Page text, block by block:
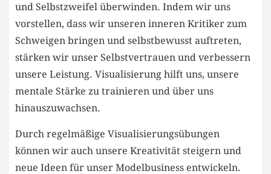
und Selbstzweifel überwinden. Indem wir uns
vorstellen, dass wir unseren inneren⁣ Kritiker zum
Schweigen bringen​ und selbstbewusst auftreten,⁣
stärken wir unser Selbstvertrauen und verbessern
unsere Leistung. Visualisierung hilft uns, unsere
mentale Stärke zu trainieren⁢ und‍ über uns
hinauszuwachsen.
Durch regelmäßige Visualisierungsübungen
können wir⁤ auch unsere‍ Kreativität⁣ steigern und
neue Ideen für unser‌ Modelbusiness entwickeln.